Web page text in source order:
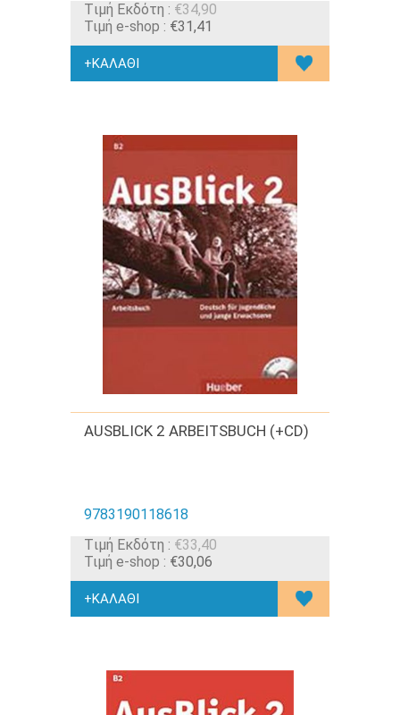
Tιμή Εκδότη : €34,90
Τιμή e-shop : €31,41
AUSBLICK 2 ARBEITSBUCH (+CD)
9783190118618
Tιμή Εκδότη : €33,40
Τιμή e-shop : €30,06